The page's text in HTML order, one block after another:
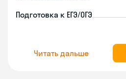
Подготовка к ЕГЭ/ОГЭ
Читать дальше